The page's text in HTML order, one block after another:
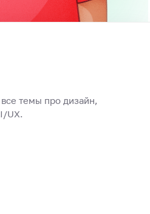
темы про дизайн,
UX.